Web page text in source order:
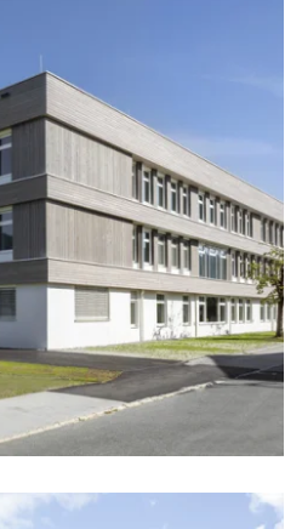
zoom +